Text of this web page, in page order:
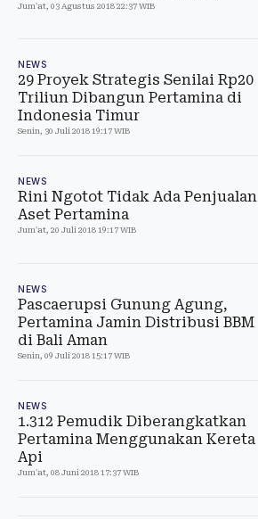
Jum'at, 03 Agustus 2018 22:37 WIB
NEWS
29 Proyek Strategis Senilai Rp20
Triliun Dibangun Pertamina di
Indonesia Timur
Senin, 30 Juli 2018 19:17 WIB
NEWS
Rini Ngotot Tidak Ada Penjualan
Aset Pertamina
Jum'at, 20 Juli 2018 19:17 WIB
NEWS
Pascaerupsi Gunung Agung,
Pertamina Jamin Distribusi BBM
di Bali Aman
Senin, 09 Juli 2018 15:17 WIB
NEWS
1.312 Pemudik Diberangkatkan
Pertamina Menggunakan Kereta
Api
Jum'at, 08 Juni 2018 17:37 WIB